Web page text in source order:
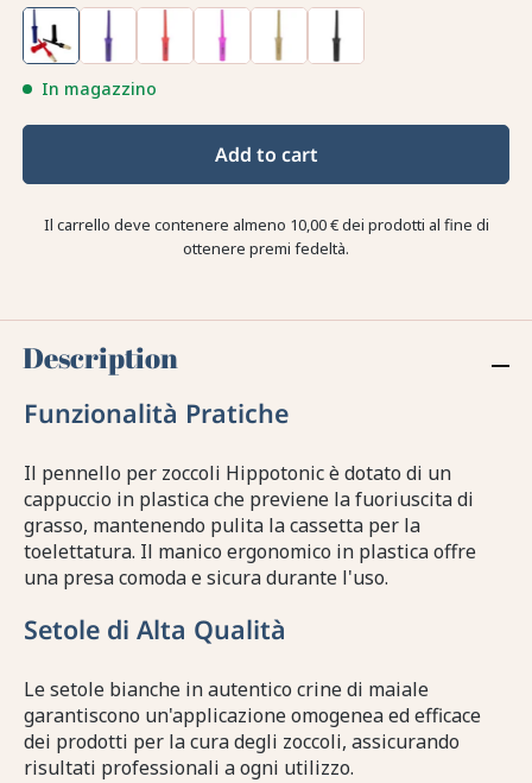
In magazzino
Add to cart
Il carrello deve contenere almeno 10,00 € dei prodotti al fine di
ottenere premi fedeltà.
Description
Funzionalità Pratiche
Il pennello per zoccoli Hippotonic è dotato di un
cappuccio in plastica che previene la fuoriuscita di
grasso, mantenendo pulita la cassetta per la
toelettatura. Il manico ergonomico in plastica offre
una presa comoda e sicura durante l'uso.
Setole di Alta Qualità
Le setole bianche in autentico crine di maiale
garantiscono un'applicazione omogenea ed efficace
dei prodotti per la cura degli zoccoli, assicurando
risultati professionali a ogni utilizzo.